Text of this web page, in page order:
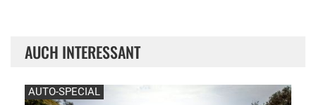
AUCH INTERESSANT
AUTO-SPECIAL